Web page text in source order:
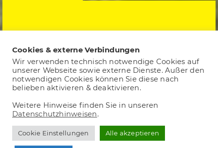
Cookies & externe Verbindungen
Wir verwenden technisch notwendige Cookies auf
unserer Webseite sowie externe Dienste. Außer den
notwendigen Cookies können Sie diese nach
belieben aktivieren & deaktivieren.
Weitere Hinweise finden Sie in unseren
Datenschutzhinweisen.
Cookie Einstellungen Alle akzeptieren